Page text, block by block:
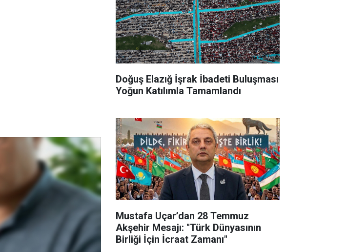
Doğuş Elazığ İşrak İbadeti Buluşması
Yoğun Katılımla Tamamlandı
Mustafa Uçar’dan 28 Temmuz
Akşehir Mesajı: "Türk Dünyasının
Birliği İçin İcraat Zamanı"